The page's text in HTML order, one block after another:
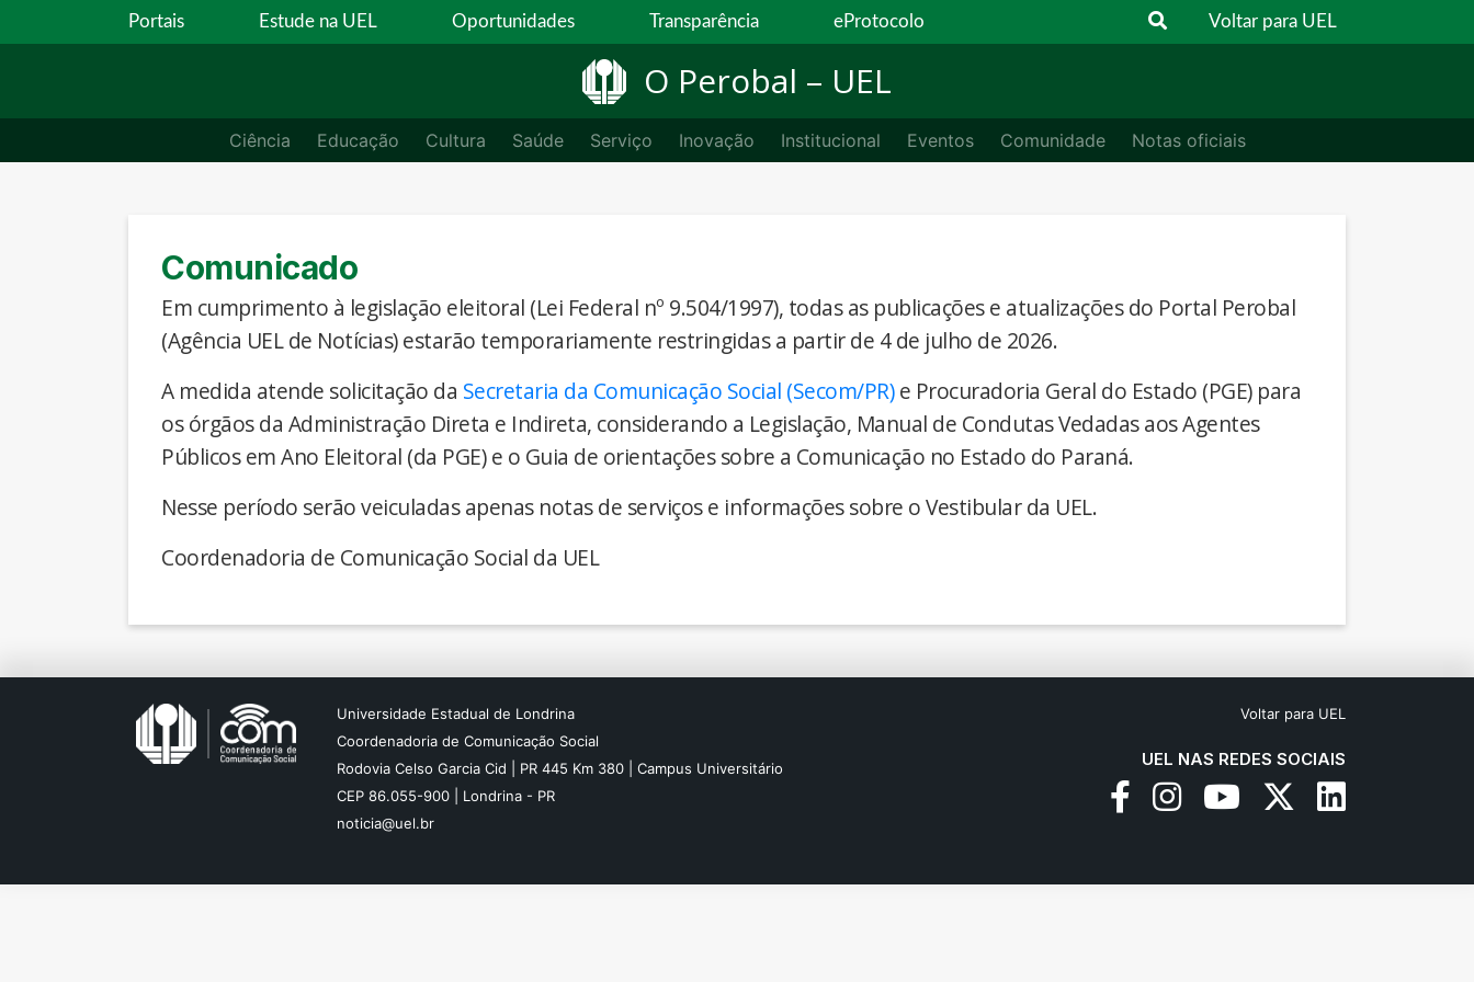
Portais Estude na UEL Oportunidades Transparência eProtocolo Voltar para UEL
O Perobal – UEL
Ciência Educação Cultura Saúde Serviço Inovação Institucional Eventos Comunidade Notas oficiais
Comunicado
Em cumprimento à legislação eleitoral (Lei Federal nº 9.504/1997), todas as publicações e atualizações do Portal Perobal
(Agência UEL de Notícias) estarão temporariamente restringidas a partir de 4 de julho de 2026.
A medida atende solicitação da Secretaria da Comunicação Social (Secom/PR)e Procuradoria Geral do Estado (PGE) para
os órgãos da Administração Direta e Indireta, considerando a Legislação, Manual de Condutas Vedadas aos Agentes
Públicos em Ano Eleitoral (da PGE) e o Guia de orientações sobre a Comunicação no Estado do Paraná.
Nesse período serão veiculadas apenas notas de serviços e informações sobre o Vestibular da UEL.
Coordenadoria de Comunicação Social da UEL
Universidade Estadual de Londrina
Coordenadoria de Comunicação Social
Rodovia Celso Garcia Cid | PR 445 Km 380 | Campus Universitário
CEP 86.055-900 | Londrina - PR
noticia@uel.br
Voltar para UEL
UEL NAS REDES SOCIAIS